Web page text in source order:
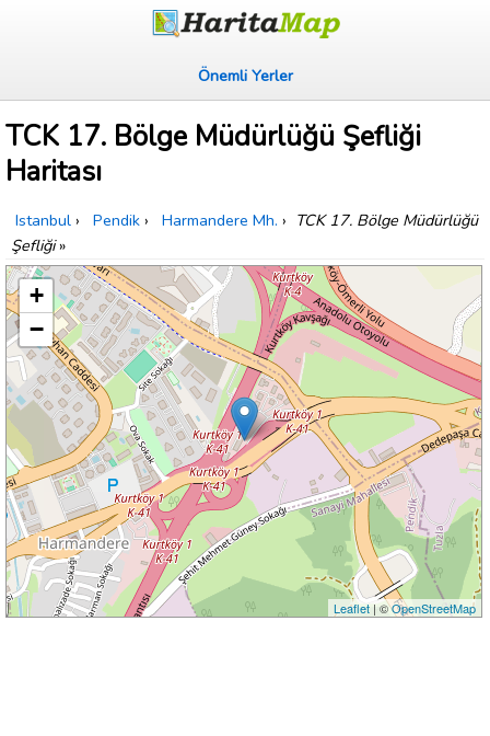
Önemli Yerler
TCK 17. Bölge Müdürlüğü Şefliği
Haritası
Istanbul › Pendik › Harmandere Mh. › TCK 17. Bölge Müdürlüğü
Şefliği»
+
−
Leaflet| ©OpenStreetMap